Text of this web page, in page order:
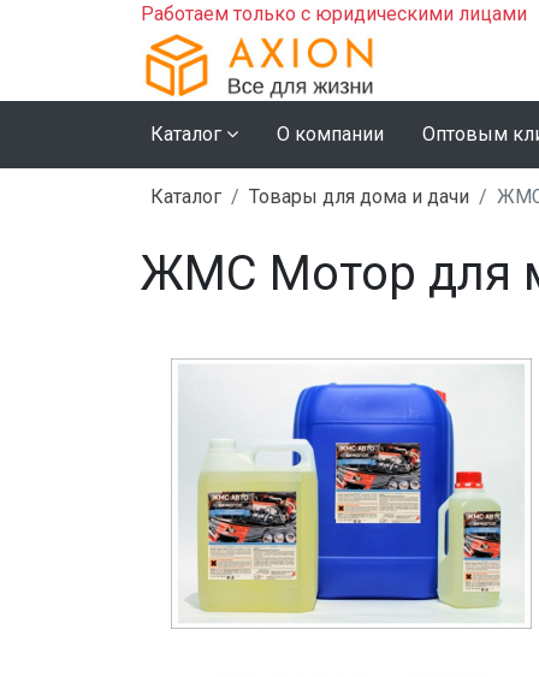
Работаем только с юридическими лицами
Каталог О компании Оптовым
Каталог Товары для дома и дачи ЖМС
ЖМС Мотор для